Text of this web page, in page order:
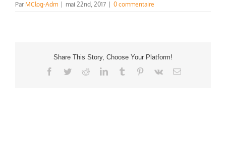
Par MClog-Adm mai 22nd, 2017 0 commentaire
Share This Story, Choose Your Platform!
Facebook
TwitterRedditLinkedInTumblr Pinterest
Vk Email